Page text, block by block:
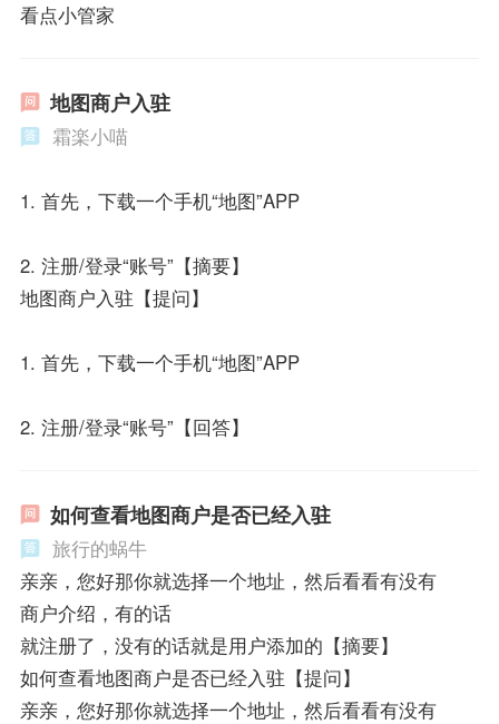
看点小管家
地图商户入驻
霜楽小喵
1. 首先，下载一个手机“地图”APP
2. 注册/登录“账号”【摘要】
地图商户入驻【提问】
1. 首先，下载一个手机“地图”APP
2. 注册/登录“账号”【回答】
如何查看地图商户是否已经入驻
旅行的蜗牛
亲亲，您好那你就选择一个地址，然后看看有没有
商户介绍，有的话
就注册了，没有的话就是用户添加的【摘要】
如何查看地图商户是否已经入驻【提问】
亲亲，您好那你就选择一个地址，然后看看有没有